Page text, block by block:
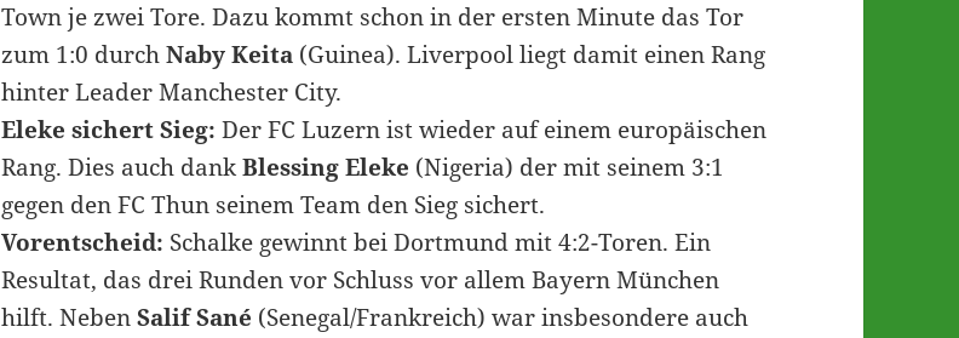
Town je zwei Tore. Dazu kommt schon in der ersten Minute das Tor
zum 1:0 durchNaby Keita (Guinea). Liverpool liegt damit einen Rang
hinter Leader Manchester City.
Eleke sichert Sieg: Der FC Luzern ist wieder auf einem europäischen
Rang. Dies auch dankBlessing Eleke (Nigeria) der mit seinem 3:1
gegen den FC Thun seinem Team den Sieg sichert.
Vorentscheid: Schalke gewinnt bei Dortmund mit 4:2-Toren. Ein
Resultat, das drei Runden vor Schluss vor allem Bayern München
hilft. NebenSalif Sané (Senegal/Frankreich) war insbesondere auch